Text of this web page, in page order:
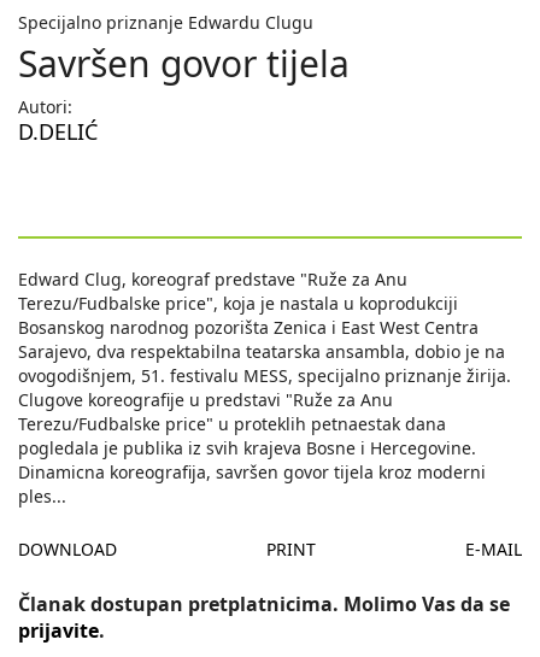
Specijalno priznanje Edwardu Clugu
Savršen govor tijela
Autori:
D.DELIĆ
Edward Clug, koreograf predstave "Ruže za Anu
Terezu/Fudbalske price", koja je nastala u koprodukciji
Bosanskog narodnog pozorišta Zenica i East West Centra
Sarajevo, dva respektabilna teatarska ansambla, dobio je na
ovogodišnjem, 51. festivalu MESS, specijalno priznanje žirija.
Clugove koreografije u predstavi "Ruže za Anu
Terezu/Fudbalske price" u proteklih petnaestak dana
pogledala je publika iz svih krajeva Bosne i Hercegovine.
Dinamicna koreografija, savršen govor tijela kroz moderni
ples...
DOWNLOAD PRINT E-MAIL
Članak dostupan pretplatnicima. Molimo Vas da se
prijavite.